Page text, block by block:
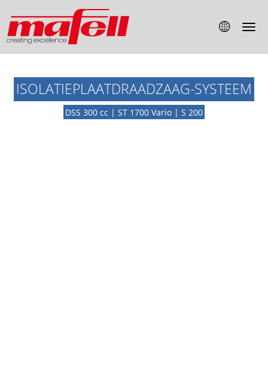
ISOLATIEPLAATDRAADZAAG-SYSTEEM
DSS 300 cc | ST 1700 Vario | S 200